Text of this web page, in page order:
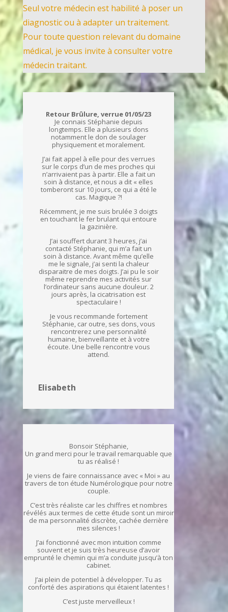
Seul votre médecin est habilité à poser un
diagnostic ou à adapter un traitement.
Pour toute question relevant du domaine
médical, je vous invite à consulter votre
médecin traitant.
Retour Brûlure, verrue 01/05/23
Je connais Stéphanie depuis
longtemps. Elle a plusieurs dons
notamment le don de soulager
physiquement et moralement.
J’ai fait appel à elle pour des verrues
sur le corps d’un de mes proches qui
n’arrivaient pas à partir. Elle a fait un
soin à distance, et nous a dit « elles
tomberont sur 10 jours, ce qui a été le
cas. Magique ?!
Récemment, je me suis brulée 3 doigts
en touchant le fer brulant qui entoure
la gazinière.
J’ai souffert durant 3 heures, j’ai
contacté Stéphanie, qui m’a fait un
soin à distance. Avant même qu’elle
me le signale, j’ai senti la chaleur
disparaitre de mes doigts. J’ai pu le soir
même reprendre mes activités sur
l’ordinateur sans aucune douleur. 2
jours après, la cicatrisation est
spectaculaire !
Je vous recommande fortement
Stéphanie, car outre, ses dons, vous
rencontrerez une personnalité
humaine, bienveillante et à votre
écoute. Une belle rencontre vous
attend.
Elisabeth
Bonsoir Stéphanie,
Un grand merci pour le travail remarquable que
tu as réalisé !
Je viens de faire connaissance avec « Moi » au
travers de ton étude Numérologique pour notre
couple.
C’est très réaliste car les chiffres et nombres
révélés aux termes de cette étude sont un miroir
de ma personnalité discrète, cachée derrière
mes silences !
J’ai fonctionné avec mon intuition comme
souvent et je suis très heureuse d’avoir
emprunté le chemin qui m’a conduite jusqu’à ton
cabinet.
J’ai plein de potentiel à développer. Tu as
conforté des aspirations qui étaient latentes !
C’est juste merveilleux !